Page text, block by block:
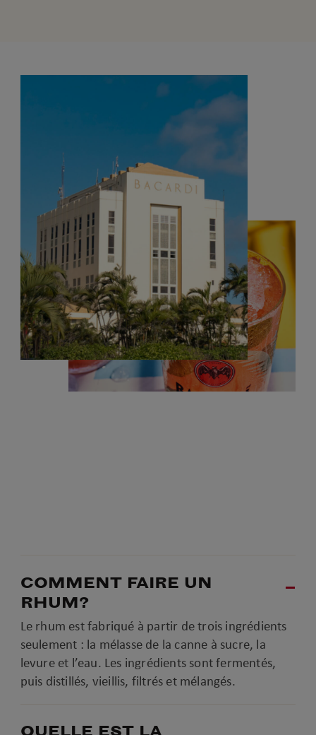
COMMENT FAIRE UN
RHUM?
Le rhum est fabriqué à partir de trois ingrédients
seulement : la mélasse de la canne à sucre, la
levure et l’eau. Les ingrédients sont fermentés,
puis distillés, vieillis, filtrés et mélangés.